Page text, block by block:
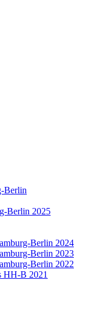
Berlin
Berlin 2025
Berlin 2024
Berlin 2023
Berlin 2022
HH-B 2021